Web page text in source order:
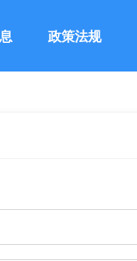
政策法规